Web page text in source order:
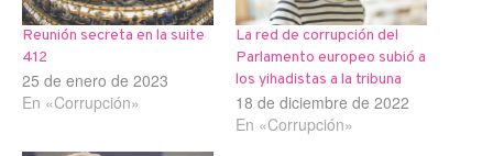
Reunión secreta en la suite
412
25 de enero de 2023
En «Corrupción»
La red de corrupción del
Parlamento europeo subió a
los yihadistas a la tribuna
18 de diciembre de 2022
En «Corrupción»